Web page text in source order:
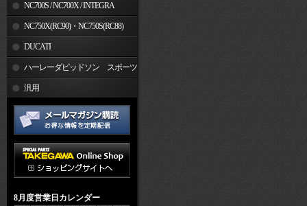
NC700S / NC700X / INTEGRA
NC750X(RC90)・NC750S(RC88)
DUCATI
ハーレーダビッドソン スポーツ
スター汎用
8月度営業日カレンダー